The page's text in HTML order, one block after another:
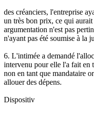
des créanciers, l'entreprise
un très bon prix, ce qui
argumentation n'est pas
n'ayant pas été soumise à la
6. L'intimée a demandé
intervenu pour elle l'a fait en
non en tant que mandataire
allouer des dépens.
Dispositiv